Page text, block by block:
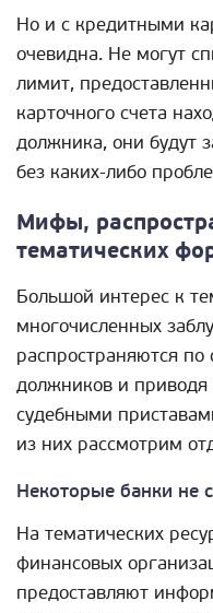
Но и с кредитными
очевидна. Не могут
лимит,
карточного счета
должника, они будут
без каких-либо
Мифы,
тематических
Большой интерес к
многочисленных
распространяются по
должников и
судебными
из них рассмотрим
Некоторые банки не
На тематических
финансовых
предоставляют